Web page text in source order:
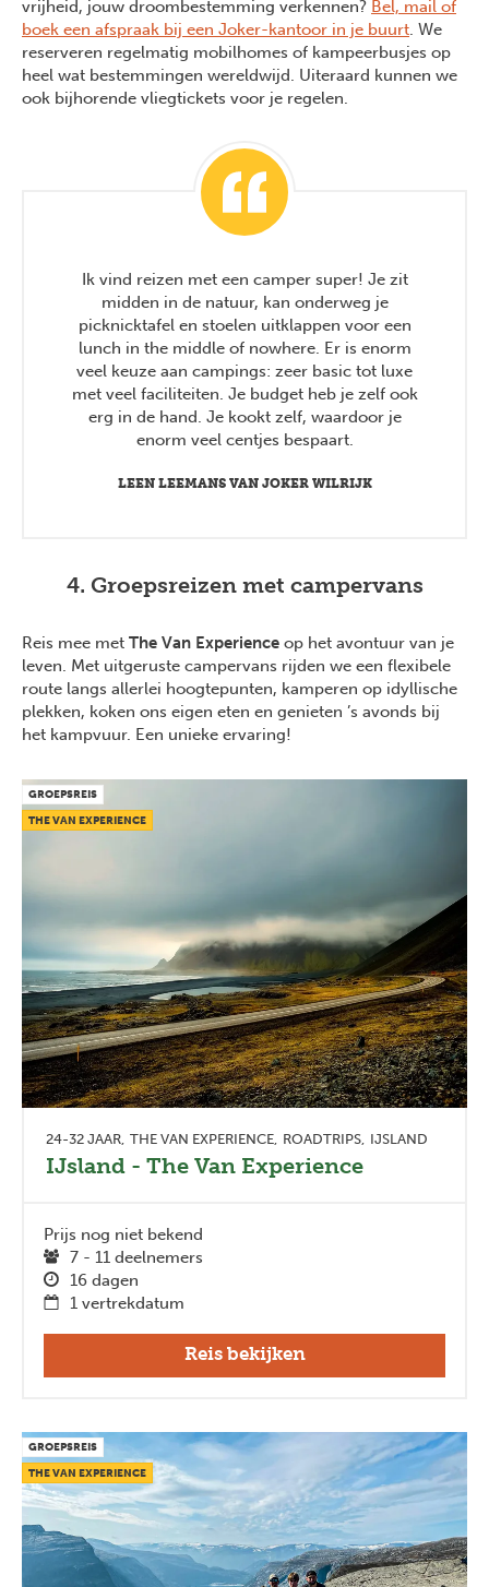
vrijheid, jouw droombestemming verkennen? Bel, mail of
boek een afspraak bij een Joker-kantoor in je buurt. We
reserveren regelmatig mobilhomes of kampeerbusjes op
heel wat bestemmingen wereldwijd. Uiteraard kunnen we
ook bijhorende vliegtickets voor je regelen.
LEEN LEEMANS VAN JOKER WILRIJK
Ik vind reizen met een camper super! Je zit
midden in de natuur, kan onderweg je
picknicktafel en stoelen uitklappen voor een
lunch in the middle of nowhere. Er is enorm
veel keuze aan campings: zeer basic tot luxe
met veel faciliteiten. Je budget heb je zelf ook
erg in de hand. Je kookt zelf, waardoor je
enorm veel centjes bespaart.
4. Groepsreizen met campervans
Reis mee met The Van Experience op het avontuur van je
leven. Met uitgeruste campervans rijden we een flexibele
route langs allerlei hoogtepunten, kamperen op idyllische
plekken, koken ons eigen eten en genieten ’s avonds bij
het kampvuur. Een unieke ervaring!
GROEPSREIS
THE VAN EXPERIENCE
24-32 JAAR THE VAN EXPERIENCE ROADTRIPS IJSLAND
IJsland - The Van Experience
Prijs nog niet bekend
7 - 11 deelnemers
16 dagen
1 vertrekdatum
Reis bekijken
GROEPSREIS
THE VAN EXPERIENCE